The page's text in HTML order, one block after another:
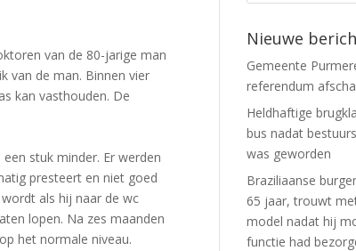
van de 80-jarige man
van de man. Binnen vier
kan vasthouden. De
stuk minder. Er werden
presteert en niet goed
als hij naar de wc
lopen. Na zes maanden
het normale niveau.
Nieuwe
Gemeente
referendum
Heldhaftige
bus nadat
was geworden
Braziliaanse
65 jaar, trouwt
model nadat hij
functie had